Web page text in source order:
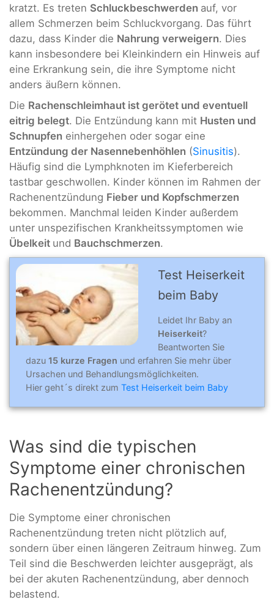
kratzt. Es treten Schluckbeschwerden auf, vor
allem Schmerzen beim Schluckvorgang. Das führt
dazu, dass Kinder die Nahrung verweigern. Dies
kann insbesondere bei Kleinkindern ein Hinweis auf
eine Erkrankung sein, die ihre Symptome nicht
anders äußern können.
Die Rachenschleimhaut ist gerötet und eventuell
eitrig belegt. Die Entzündung kann mit Husten und
Schnupfen einhergehen oder sogar eine
Entzündung der Nasennebenhöhlen (Sinusitis).
Häufig sind die Lymphknoten im Kieferbereich
tastbar geschwollen. Kinder können im Rahmen der
Rachenentzündung Fieber und Kopfschmerzen
bekommen. Manchmal leiden Kinder außerdem
unter unspezifischen Krankheitssymptomen wie
Übelkeit und Bauchschmerzen.
Test Heiserkeit
beim Baby
Leidet Ihr Baby an
Heiserkeit?
Beantworten Sie
dazu 15 kurze Fragen und erfahren Sie mehr über
Ursachen und Behandlungsmöglichkeiten.
Hier geht´s direkt zum Test Heiserkeit beim Baby
Was sind die typischen
Symptome einer chronischen
Rachenentzündung?
Die Symptome einer chronischen
Rachenentzündung treten nicht plötzlich auf,
sondern über einen längeren Zeitraum hinweg. Zum
Teil sind die Beschwerden leichter ausgeprägt, als
bei der akuten Rachenentzündung, aber dennoch
belastend.